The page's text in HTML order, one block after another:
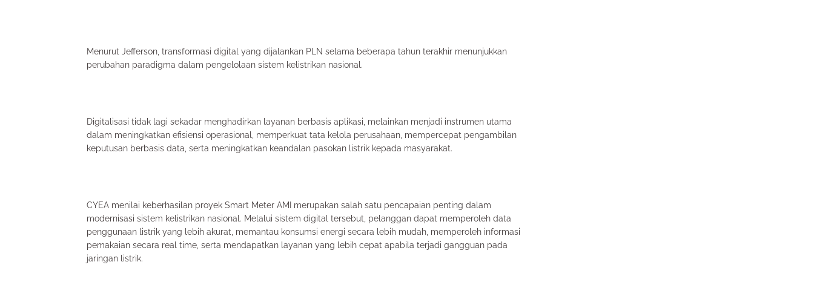
Menurut Jefferson, transformasi digital yang dijalankan PLN selama beberapa tahun terakhir menunjukkan
perubahan paradigma dalam pengelolaan sistem kelistrikan nasional.
Digitalisasi tidak lagi sekadar menghadirkan layanan berbasis aplikasi, melainkan menjadi instrumen utama
dalam meningkatkan efisiensi operasional, memperkuat tata kelola perusahaan, mempercepat pengambilan
keputusan berbasis data, serta meningkatkan keandalan pasokan listrik kepada masyarakat.
CYEA menilai keberhasilan proyek Smart Meter AMI merupakan salah satu pencapaian penting dalam
modernisasi sistem kelistrikan nasional. Melalui sistem digital tersebut, pelanggan dapat memperoleh data
penggunaan listrik yang lebih akurat, memantau konsumsi energi secara lebih mudah, memperoleh informasi
pemakaian secara real time, serta mendapatkan layanan yang lebih cepat apabila terjadi gangguan pada
jaringan listrik.